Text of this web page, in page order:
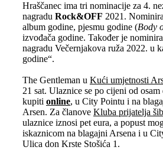
Hraščanec ima tri nominacije za 4.
nagradu Rock&OFF 2021.
album godine, pjesmu godine (Body
izvođača godine. Također je
nagradu Večernjakova ruža 2022. u
godine“.
The Gentleman u Kući umjetnosti
21 sat. Ulaznice se po cijeni od osam
kupiti online, u City Pointu i na
Arsen. Za članove Kluba prijatelja
ulaznice iznosi pet eura, a popust
iskaznicom na blagajni Arsena i u
Ulica don Krste Stošića 1.